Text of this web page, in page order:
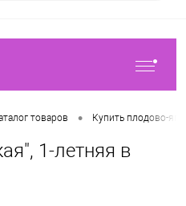
товаров • Купить плодово-
1-летняя в